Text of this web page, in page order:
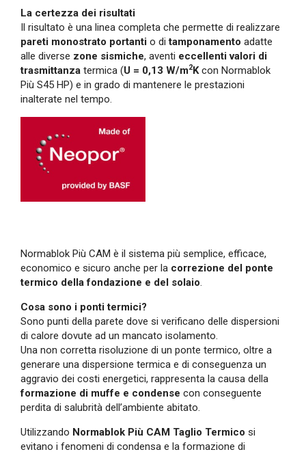
La certezza dei risultati
Il risultato è una linea completa che permette di realizzare
pareti monostrato portanti o ditamponamento adatte
alle diverse zone sismiche, aventi eccellenti valori di
trasmittanza termica (U = 0,13 W/m2Kcon Normablok
Più S45 HP) e in grado di mantenere le prestazioni
inalterate nel tempo.
Normablok Più CAM è il sistema più semplice, efficace,
economico e sicuro anche per la correzione del ponte
termico della fondazione e del solaio.
Cosa sono i ponti termici?
Sono punti della parete dove si verificano delle dispersioni
di calore dovute ad un mancato isolamento.
Una non corretta risoluzione di un ponte termico, oltre a
generare una dispersione termica e di conseguenza un
aggravio dei costi energetici, rappresenta la causa della
formazione di muffe e condense con conseguente
perdita di salubrità dell’ambiente abitato.
Utilizzando Normablok Più CAM Taglio Termico si
evitano i fenomeni di condensa e la formazione di